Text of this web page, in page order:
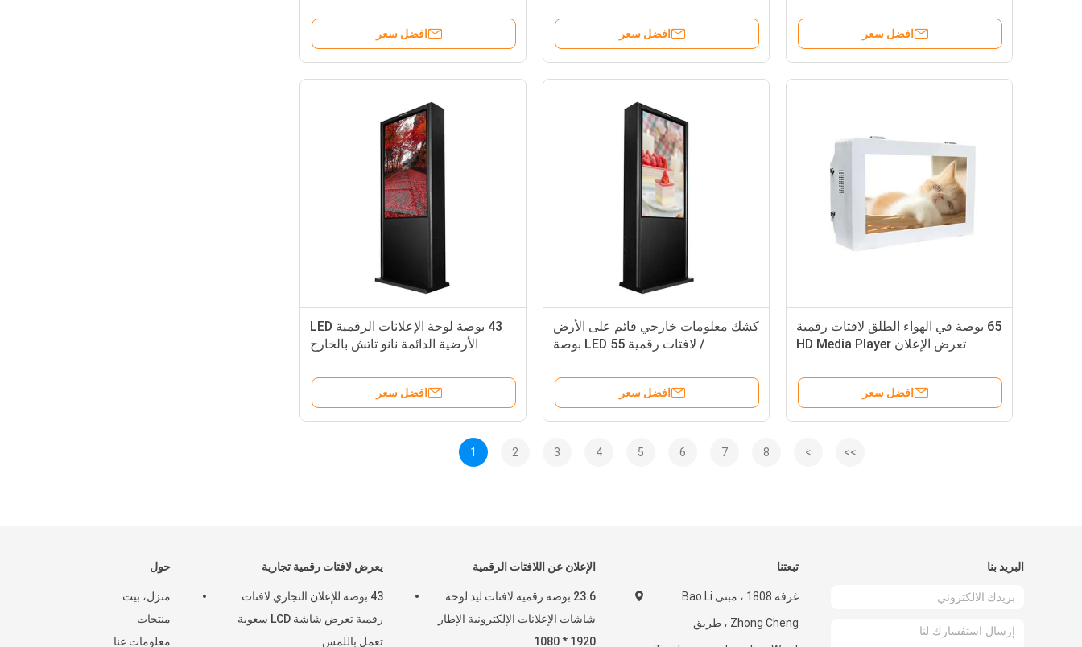
error ip=52.118.0.227
افضل سعر افضل سعر افضل سعر
43 بوصة لوحة الإعلانات الرقمية LED
الأرضية الدائمة نانو تاتش بالخارج
افضل سعر
كشك معلومات خارجي قائم على الأرض
/ لافتات رقمية LED 55 بوصة
افضل سعر
65 بوصة في الهواء الطلق لافتات رقمية
تعرض الإعلان HD Media Player
افضل سعر
1 2 3 4 5 6 7 8 > >>
حول
منزل، بيت
منتجات
معلومات عنا
يعرض لافتات رقمية تجارية
43 بوصة للإعلان التجاري لافتات
رقمية تعرض شاشة LCD سعوية
تعمل باللمس
الإعلان عن اللافتات الرقمية
23.6 بوصة رقمية لافتات ليد لوحة
شاشات الإعلانات الإلكترونية الإطار
1920 * 1080
تبعتنا
غرفة 1808 ، مبنى Bao Li
Zhong Cheng ، طريق
البريد بنا